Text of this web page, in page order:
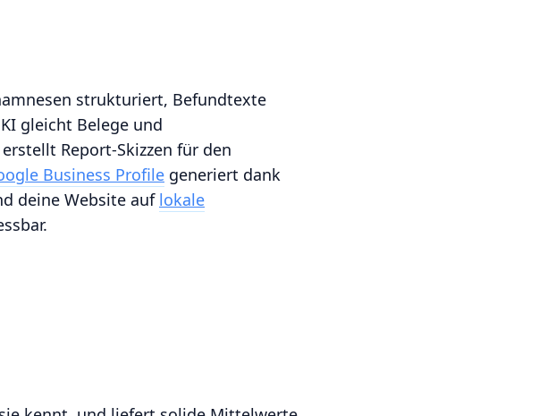
strukturiert, Befundtexte
gleicht Belege und
Report‑Skizzen für den
Business Profile generiert dank
deine Website auf lokale